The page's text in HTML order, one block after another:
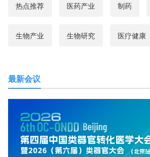
热点推荐 医药产业 制药
生物产业 生物研究 医疗健康
最新会议